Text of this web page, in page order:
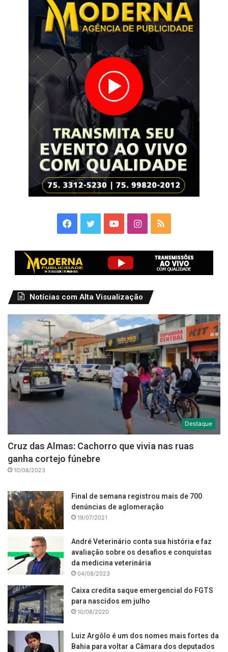
Facebook
TwitterYouTubeInstagram
RSS
Notícias com Alta Visualização
Destaque
Cruz das Almas: Cachorro que vivia nas ruas
ganha cortejo fúnebre
10/08/2023
Final de semana registrou mais de 700
denúncias de aglomeração
19/07/2021
André Veterinário conta sua história e faz
avaliação sobre os desafios e conquistas
da medicina veterinária
04/08/2023
Caixa credita saque emergencial do FGTS
para nascidos em julho
10/08/2020
Luiz Argôlo é um dos nomes mais fortes da
Bahia para voltar a Câmara dos deputados